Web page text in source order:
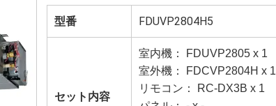
型番 FDUVP2804H5
セット内容
室内機： FDUVP2805 x 1
室外機： FDCVP2804H x 1
リモコン： RC-DX3B x 1